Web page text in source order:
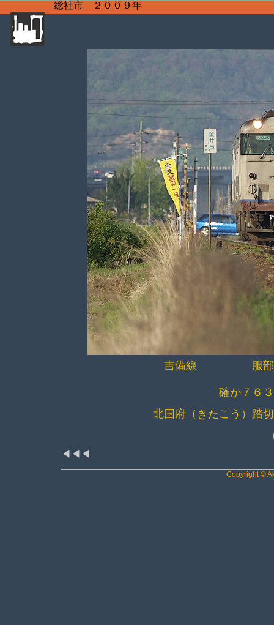
総社市 ２００９年
吉備線 服部～
確か７６
北国府（きたこう）踏
◀◀◀
Copyright ©